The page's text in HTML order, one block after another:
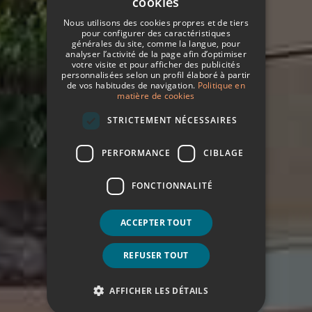
ITALIAN
FRENCH
GERMAN
Nous utilisons des cookies propres et de tiers
pour configurer des caractéristiques
générales du site, comme la langue, pour
analyser l’activité de la page afin d’optimiser
votre visite et pour afficher des publicités
personnalisées selon un profil élaboré à partir
de vos habitudes de navigation. Politique en
matière de cookies
STRICTEMENT NÉCESSAIRES
PERFORMANCE CIBLAGE
FONCTIONNALITÉ
ACCEPTER TOUT
REFUSER TOUT
AFFICHER LES DÉTAILS